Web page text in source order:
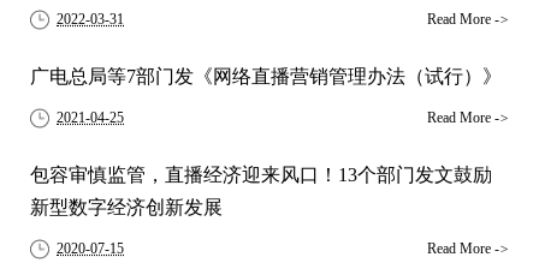
2022-03-31 Read More ->
广电总局等7部门发《网络直播营销管理办法（试行）》
2021-04-25 Read More ->
包容审慎监管，直播经济迎来风口！13个部门发文鼓励
新型数字经济创新发展
2020-07-15 Read More ->